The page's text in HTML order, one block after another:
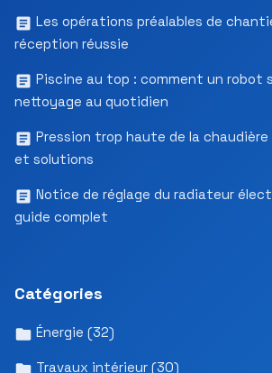
Les opérations préalables de
réception réussie
Piscine au top : comment un robot
nettoyage au quotidien
Pression trop haute de la chaudière
et solutions
Notice de réglage du radiateur
guide complet
Catégories
Énergie (32)
Travaux intérieur (30)